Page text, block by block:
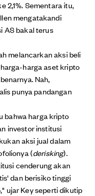
2,1%. Sementara itu,
mengatakandi
AS bakal terus
melancarkan aksi beli
harga aset kripto
Nah,
punya pandangan
bahwa harga kripto
investor institusi
aksi jual dalam
(derisking).
cenderung akan
dan berisiko tinggi
ujar Key seperti dikutip